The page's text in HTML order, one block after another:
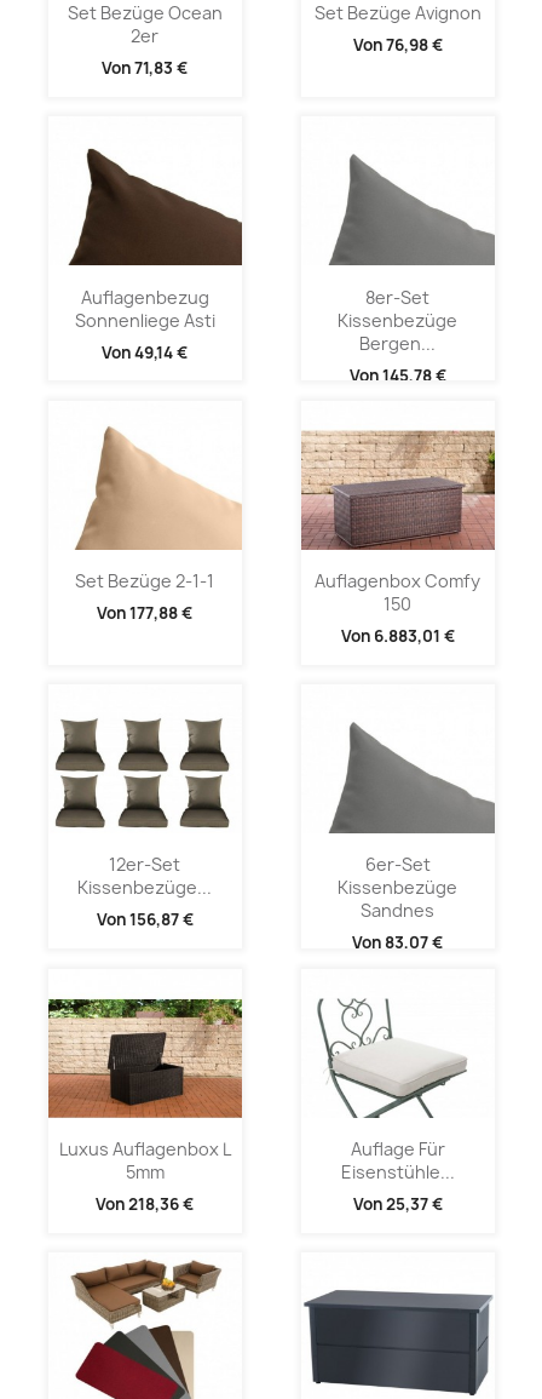
Set Bezüge Ocean
2er
Von71,83 €
Set Bezüge Avignon
Von76,98 €
Auflagenbezug
Sonnenliege Asti
Von49,14 €
8er-Set
Kissenbezüge
Bergen...
Von145,78 €
Set Bezüge 2-1-1
Von177,88 €
Auflagenbox Comfy
150
Von 6.883,01 €
12er-Set
Kissenbezüge...
Von156,87 €
6er-Set
Kissenbezüge
Sandnes
Von 83,07 €
Luxus Auflagenbox L
5mm
Von218,36 €
Auflage Für
Eisenstühle...
Von25,37 €